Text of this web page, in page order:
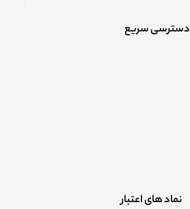
دسترسی سریع
نماد های اعتبار